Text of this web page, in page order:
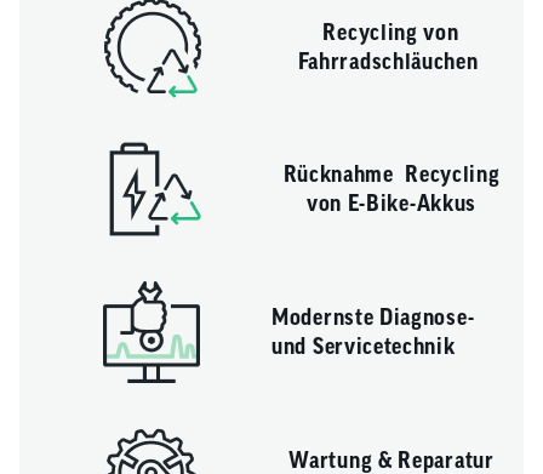
Recycling von
Fahrradschläuchen
Rücknahme Recycling
von E-Bike-Akkus
Modernste Diagnose-
und Servicetechnik
Wartung & Reparatur